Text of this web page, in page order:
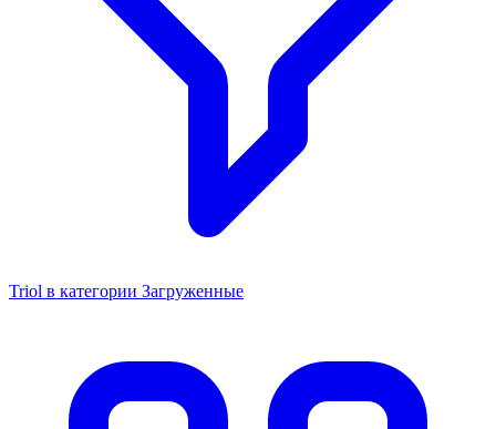
Triol в категории Загруженные